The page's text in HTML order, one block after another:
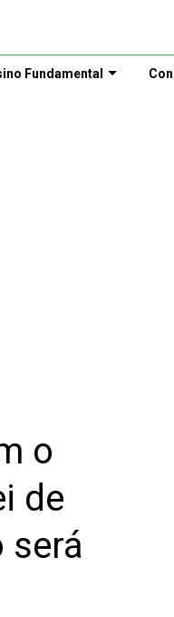
Fundamental
o
de
será